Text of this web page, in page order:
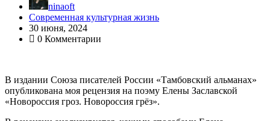
ninaoft
Современная культурная жизнь
30 июня, 2024
0 Комментарии
В издании Союза писателей России «Тамбовский альманах»
опубликована моя рецензия на поэму Елены Заславской
«Новороссия гроз. Новороссия грёз».